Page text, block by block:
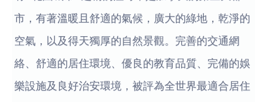
市，有著溫暖且舒適的氣候，廣大的綠地，乾淨的
空氣，以及得天獨厚的自然景觀。完善的交通網
絡、舒適的居住環境、優良的教育品質、完備的娛
樂設施及良好治安環境，被評為全世界最適合居住